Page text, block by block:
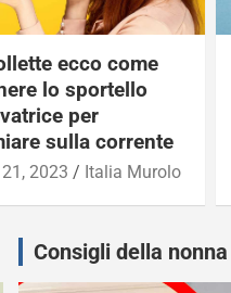
ecco come
lo sportello
per
sulla corrente
2023 Italia Murolo
Consigli della nonna